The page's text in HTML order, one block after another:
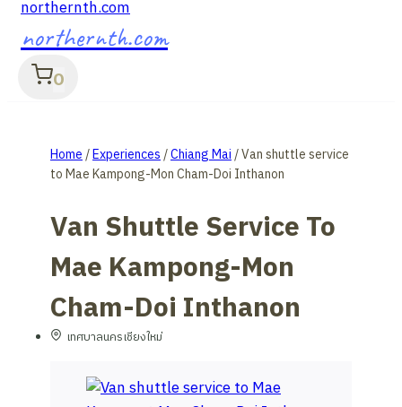
northernth.com
0
Home/Experiences/Chiang Mai/Van shuttle service
to Mae Kampong-Mon Cham-Doi Inthanon
Van Shuttle Service To
Mae Kampong-Mon
Cham-Doi Inthanon
เทศบาลนครเชียงใหม่